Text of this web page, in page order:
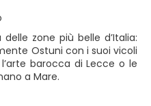
zone più belle d’Italia:
Ostuni con i suoi vicoli
barocca di Lecce o le
a Mare.